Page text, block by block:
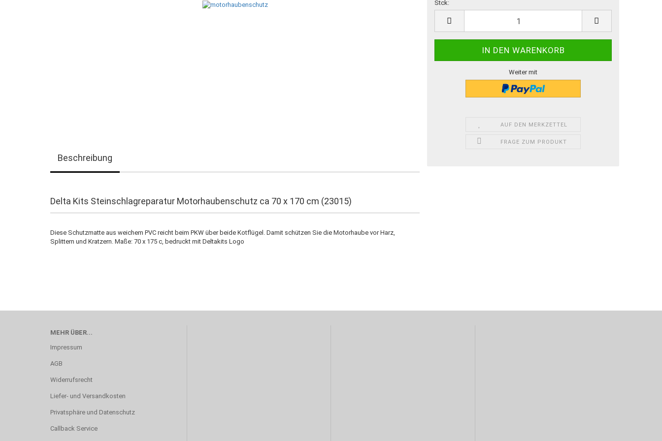
Stck:
Weiter mit
AUF DEN MERKZETTEL
FRAGE ZUM PRODUKT
Beschreibung
Delta Kits Steinschlagreparatur Motorhaubenschutz ca 70 x 170 cm (23015)
Diese Schutzmatte aus weichem PVC reicht beim PKW über beide Kotflügel. Damit schützen Sie die Motorhaube vor Harz,
Splittern und Kratzern. Maße: 70 x 175 c, bedruckt mit Deltakits Logo
MEHR ÜBER...
Impressum
AGB
Widerrufsrecht
Liefer- und Versandkosten
Privatsphäre und Datenschutz
Callback Service